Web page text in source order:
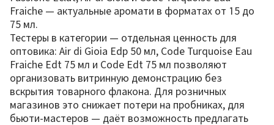
Fraiche — актуальные аромати в форматах от 15 до
75 мл.
Тестеры в категории — отдельная ценность для
оптовика: Air di Gioia Edp 50 мл, Code Turquoise Eau
Fraiche Edt 75 мл и Code Edt 75 мл позволяют
организовать витринную демонстрацию без
вскрытия товарного флакона. Для розничных
магазинов это снижает потери на пробниках, для
бьюти-мастеров — даёт возможность предлагать